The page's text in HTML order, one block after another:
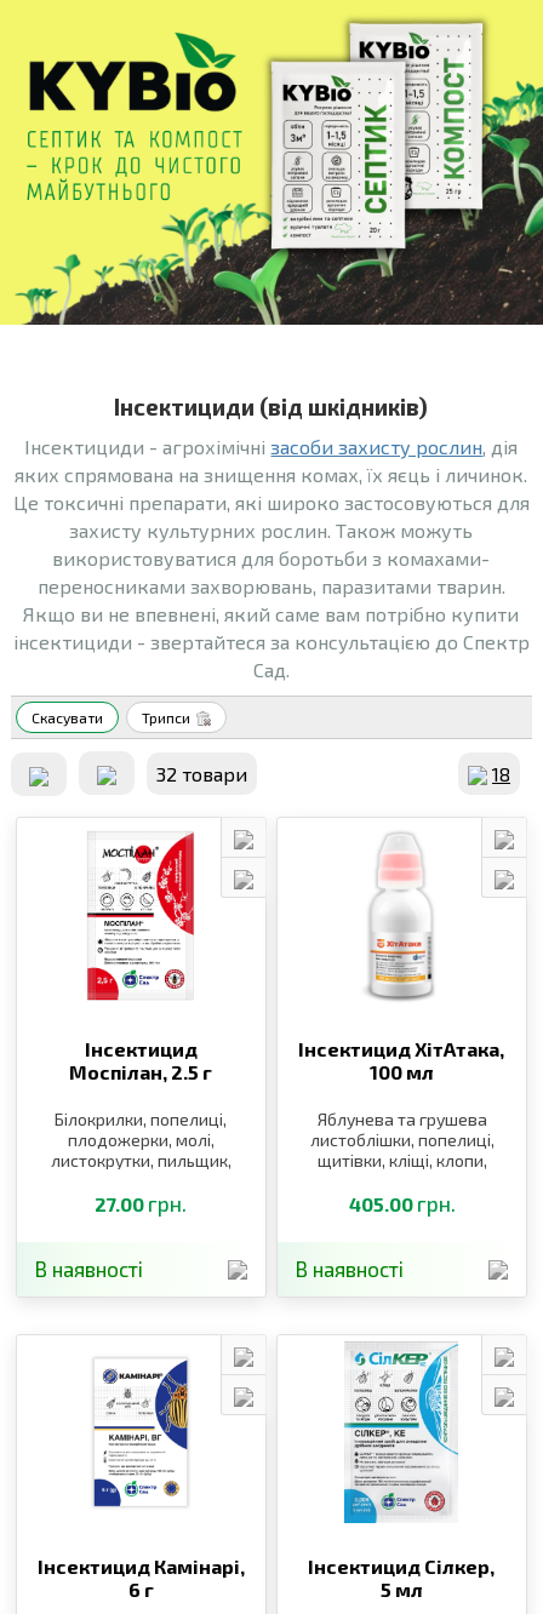
Інсектициди (від шкідників)
Інсектициди - агрохімічнізасоби захисту рослин, дія
яких спрямована на знищення комах, їх яєць і личинок.
Це токсичні препарати, які широко застосовуються для
захисту культурних рослин. Також можуть
використовуватися для боротьби з комахами-
переносниками захворювань, паразитами тварин.
Якщо ви не впевнені, який саме вам потрібно купити
інсектициди - звертайтеся за консультацією до Спектр
Сад.
Скасувати Трипси
32 товари 18
Інсектицид
Моспілан, 2.5 г
Білокрилки, попелиці,
плодожерки, молі,
листокрутки, пильщик,
трипси, п’явиці,
довгоносики, саранові
27.00 грн.
В наявності
Інсектицид ХітАтака,
100 мл
Яблунева та грушева
листоблішки, попелиці,
щитівки, кліщі, клопи,
405.00 грн.
В наявності
Інсектицид Камінарі,
6 г
Інсектицид Сілкер,
5 мл